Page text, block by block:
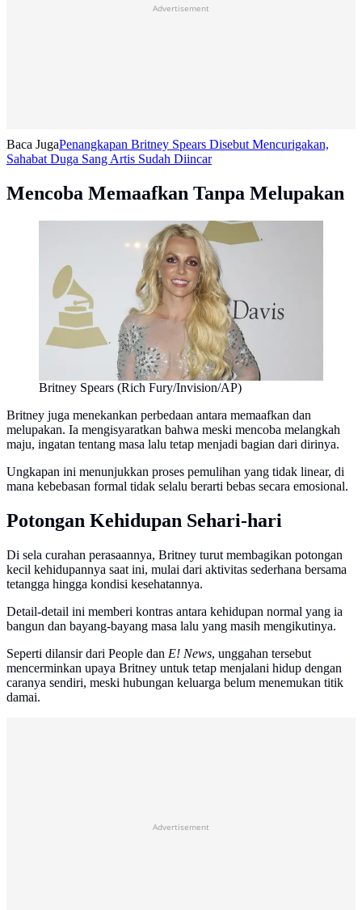
Advertisement
Baca JugaPenangkapan Britney Spears Disebut Mencurigakan,
Sahabat Duga Sang Artis Sudah Diincar
Mencoba Memaafkan Tanpa Melupakan
Britney Spears (Rich Fury/Invision/AP)
Britney juga menekankan perbedaan antara memaafkan dan
melupakan. Ia mengisyaratkan bahwa meski mencoba melangkah
maju, ingatan tentang masa lalu tetap menjadi bagian dari dirinya.
Ungkapan ini menunjukkan proses pemulihan yang tidak linear, di
mana kebebasan formal tidak selalu berarti bebas secara emosional.
Potongan Kehidupan Sehari-hari
Di sela curahan perasaannya, Britney turut membagikan potongan
kecil kehidupannya saat ini, mulai dari aktivitas sederhana bersama
tetangga hingga kondisi kesehatannya.
Detail-detail ini memberi kontras antara kehidupan normal yang ia
bangun dan bayang-bayang masa lalu yang masih mengikutinya.
Seperti dilansir dari People dan E! News, unggahan tersebut
mencerminkan upaya Britney untuk tetap menjalani hidup dengan
caranya sendiri, meski hubungan keluarga belum menemukan titik
damai.
Advertisement